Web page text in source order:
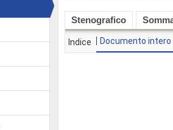
Stenografico
Indice Documento intero